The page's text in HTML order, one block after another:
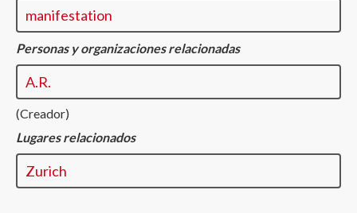
manifestation
Personas y organizaciones relacionadas
A.R.
(Creador)
Lugares relacionados
Zurich